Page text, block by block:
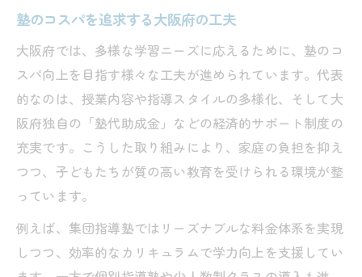
塾のコスパを追求する大阪府の工夫
大阪府では、多様な学習ニーズに応えるために、塾のコ
スパ向上を目指す様々な工夫が進められています。代表
的なのは、授業内容や指導スタイルの多様化、そして大
阪府独自の「塾代助成金」などの経済的サポート制度の
充実です。こうした取り組みにより、家庭の負担を抑え
つつ、子どもたちが質の高い教育を受けられる環境が整
っています。
例えば、集団指導塾ではリーズナブルな料金体系を実現
しつつ、効率的なカリキュラムで学力向上を支援してい